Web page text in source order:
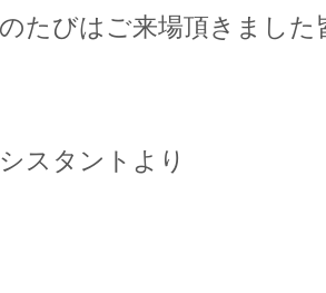
たびはご来場頂きまし
スタントより